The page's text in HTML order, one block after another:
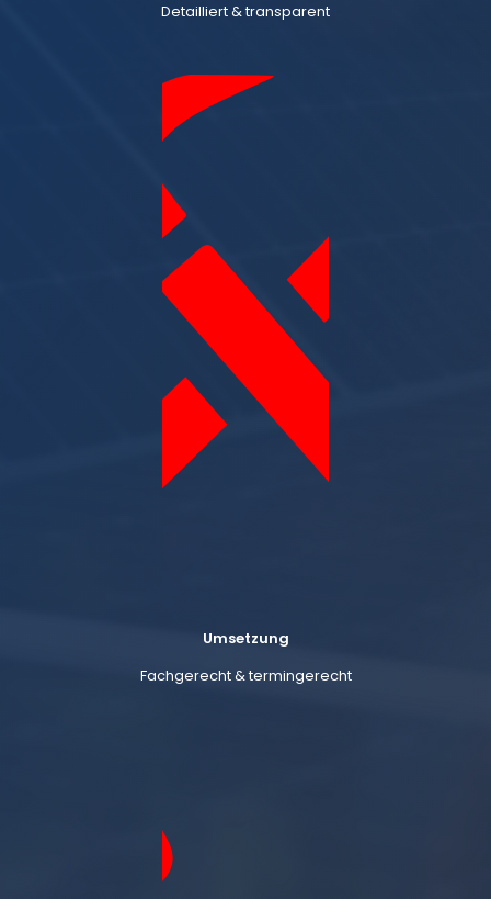
Detailliert & transparent
Umsetzung
Fachgerecht & termingerecht